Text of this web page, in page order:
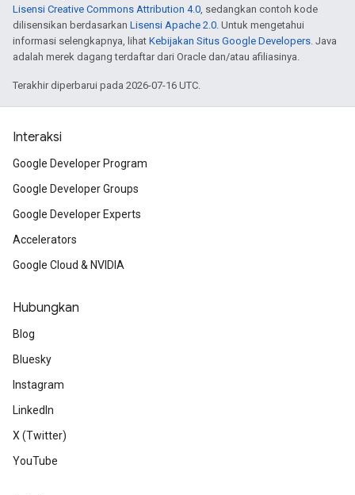
Lisensi Creative Commons Attribution 4.0, sedangkan contoh kode
dilisensikan berdasarkan Lisensi Apache 2.0. Untuk mengetahui
informasi selengkapnya, lihat Kebijakan Situs Google Developers. Java
adalah merek dagang terdaftar dari Oracle dan/atau afiliasinya.
Terakhir diperbarui pada 2026-07-16 UTC.
Interaksi
Google Developer Program
Google Developer Groups
Google Developer Experts
Accelerators
Google Cloud & NVIDIA
Hubungkan
Blog
Bluesky
Instagram
LinkedIn
X (Twitter)
YouTube